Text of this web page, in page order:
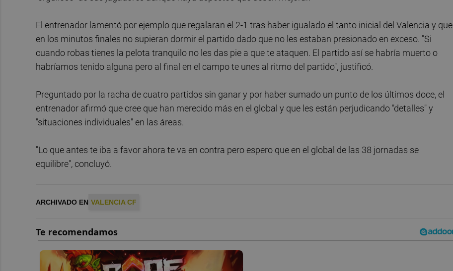
El entrenador lamentó por ejemplo que regalaran el 2-1 tras haber igualado el tanto inicial del Valencia y que
en los minutos finales no supieran dormir el partido dado que no les estaban presionado en exceso. "Si
cuando robas tienes la pelota tranquilo no les das pie a que te ataquen. El partido así se habría muerto o
habríamos tenido alguna pero al final en el campo te unes al ritmo del partido", justificó.
Preguntado por la racha de cuatro partidos sin ganar y por haber sumado un punto de los últimos doce, el
entrenador afirmó que cree que han merecido más en el global y que les están perjudicando "detalles" y
"situaciones individuales" en las áreas.
"Lo que antes te iba a favor ahora te va en contra pero espero que en el global de las 38 jornadas se
equilibre", concluyó.
ARCHIVADO EN VALENCIA CF